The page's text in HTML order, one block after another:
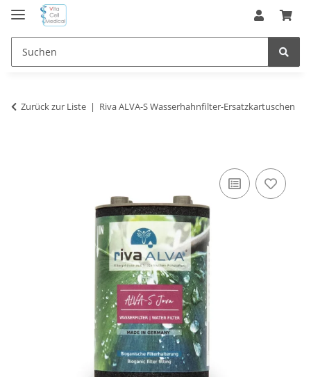
Zurück zur Liste Riva ALVA-S Wasserhahnfilter-Ersatzkartuschen